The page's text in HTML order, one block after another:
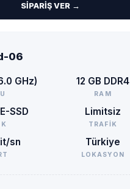
SIPARIŞ VER →
06
GHz) 12 GB DDR4
RAM
SSD Limitsiz
TRAFIK
sn Türkiye
LOKASYON